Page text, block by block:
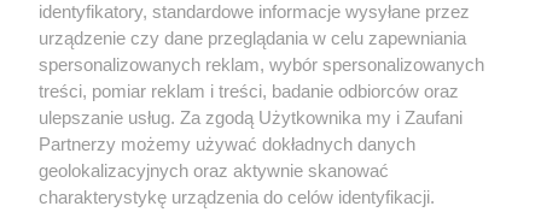
1 / 0
Nie zapomnij
zapoznać się z:
polityką prywatności
Twojemiasto
Piekary Śląskie
Chorzów
Tarnowskie Góry
Skontakuj sięz nami
Kontakt
Redakcja
Newsletter
identyfikatory, standardowe informacje wysyłane przez
urządzenie czy dane przeglądania w celu zapewniania
spersonalizowanych reklam, wybór spersonalizowanych
treści, pomiar reklam i treści, badanie odbiorców oraz
ulepszanie usług. Za zgodą Użytkownika my i Zaufani
Partnerzy możemy używać dokładnych danych
geolokalizacyjnych oraz aktywnie skanować
charakterystykę urządzenia do celów identyfikacji.